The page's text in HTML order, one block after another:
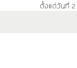
ตั้งแต่วันที่